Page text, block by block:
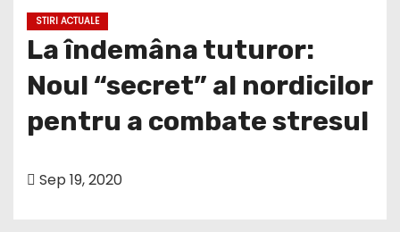
STIRI ACTUALE
La îndemâna tuturor:
Noul “secret” al nordicilor
pentru a combate stresul
Sep 19, 2020